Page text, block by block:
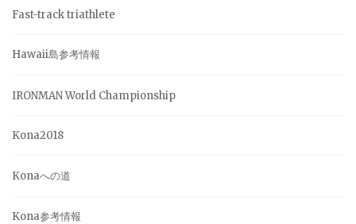
Fast-track triathlete
Hawaii島参考情報
IRONMAN World Championship
Kona2018
Konaへの道
Kona参考情報